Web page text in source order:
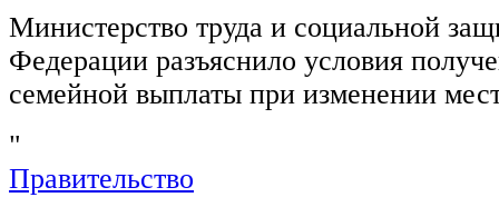
Министерство труда и социальной
Федерации разъяснило условия
семейной выплаты при изменении
"
Правительство